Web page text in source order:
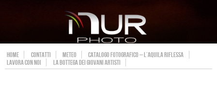
HOME CONTATTI METEO
CATALOGO FOTOGRAFICO – L’AQUILA RIFLESSA
LAVORA CON NOI
LA BOTTEGA DEI GIOVANI ARTISTI